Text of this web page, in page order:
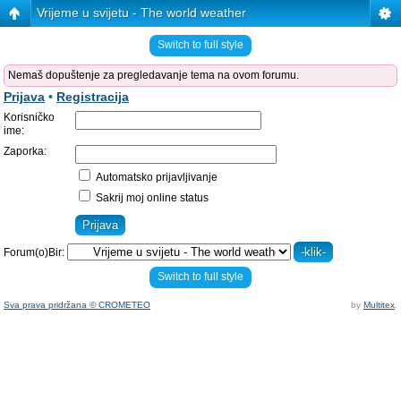
Vrijeme u svijetu - The world weather
Switch to full style
Nemaš dopuštenje za pregledavanje tema na ovom forumu.
Prijava • Registracija
Korisničko
ime:
Zaporka:
Automatsko prijavljivanje
Sakrij moj online status
Forum(o)Bir:
Switch to full style
Sva prava pridržana © CROMETEO by Multitex